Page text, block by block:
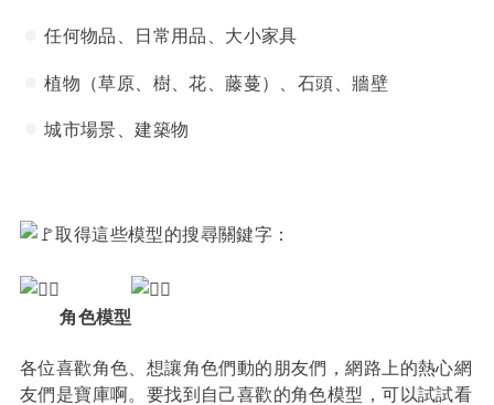
任何物品、日常用品、大小家具
植物（草原、樹、花、藤蔓）、石頭、牆壁
城市場景、建築物
取得這些模型的搜尋關鍵字：
角色模型
各位喜歡角色、想讓角色們動的朋友們，網路上的熱心網
友們是寶庫啊。要找到自己喜歡的角色模型，可以試試看